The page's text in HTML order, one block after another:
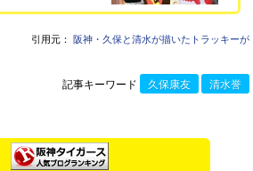
引用元： 阪神・久保と清水が描いたトラッキーが
記事キーワード 久保康友 清水誉